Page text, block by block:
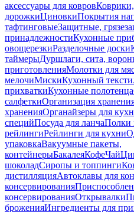
аксессуары для ковров
дорожкиЦиновкиПокрытия
тафтинговыеЗащитные,
принадлежностиКухонные
овощерезкиРазделочные доски
таймерыДуршлаги, сита,
приготовленияМолотки для
мелочиМискиКухонный
прихваткиКухонные полотенца
салфеткиОрганизация
храненияОрганайзеры для
специйПосуда для ланчаПолки
рейлингиРейлинги для кухни
упаковкаВакуумные пакеты,
контейнерыБакалеяКофеЧай
шоколадСиропы и топпинги
дистилляцияАвтоклавы для
консервирования
консервированияОткрывалки
броженияИнгредиенты для